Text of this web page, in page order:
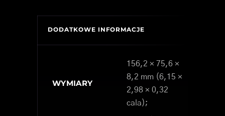
DODATKOWE INFORMACJE
WYMIARY
156,2 × 75,6 ×
8,2 mm (6,15 ×
2,98 × 0,32
cala);